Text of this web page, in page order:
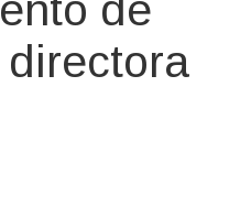
directora